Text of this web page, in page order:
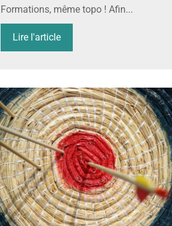
Formations, même topo ! Afin...
Lire l'article